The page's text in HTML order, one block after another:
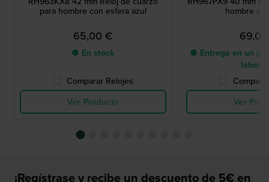
para hombre con esfera azul
65,00 €
● En stock
Comparar Relojes
Ver Producto
hombre
● Entrega en un
Ver
¡Regístrase y recibe un descuento de 5€ en